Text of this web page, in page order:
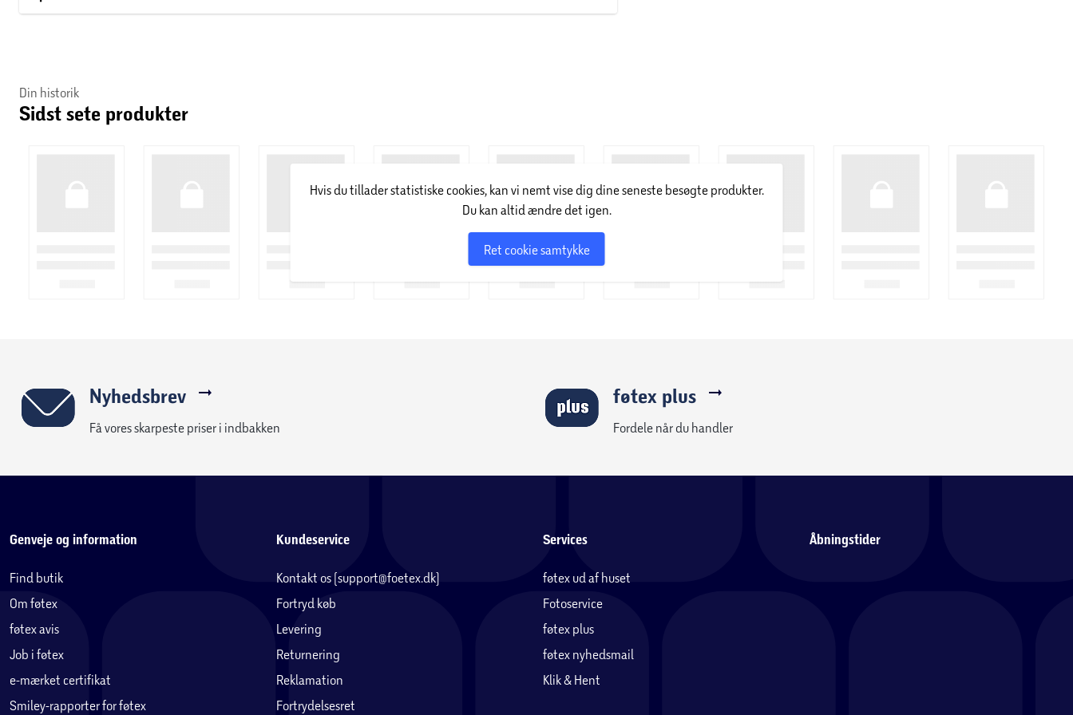
Din historik
Sidst sete produkter
Hvis du tillader statistiske cookies, kan vi nemt vise dig dine seneste besøgte produkter.
Du kan altid ændre det igen.
Ret cookie samtykke
Nyhedsbrev
Få vores skarpeste priser i indbakken
føtex plus
Fordele når du handler
Genveje og information
Find butik
Om føtex
føtex avis
Job i føtex
e-mærket certifikat
Smiley-rapporter for føtex
Kundeservice
Kontakt os (support@foetex.dk)
Fortryd køb
Levering
Returnering
Reklamation
Fortrydelsesret
Services
føtex ud af huset
Fotoservice
føtex plus
føtex nyhedsmail
Klik & Hent
Åbningstider